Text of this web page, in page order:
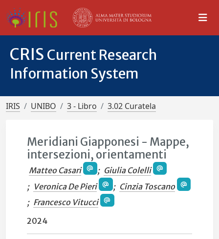
CRIS Current Research
Information System
IRIS UNIBO 3 - Libro 3.02 Curatela
Meridiani Giapponesi - Mappe,
intersezioni, orientamenti
Matteo Casari ; Giulia Colelli
; Veronica De Pieri ; Cinzia Toscano
; Francesco Vitucci
2024